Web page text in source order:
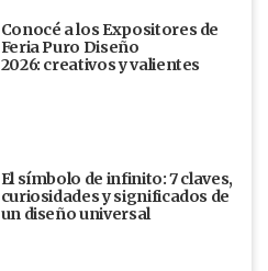
Conocé a los Expositores de
Feria Puro Diseño
2026: creativos y valientes
El símbolo de infinito: 7 claves,
curiosidades y significados de
un diseño universal